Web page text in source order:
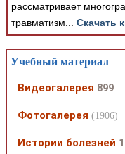
рассматривает
травматизм... Скачать
Учебный материал
Видеогалерея 899
Фотогалерея (1906)
Истории болезней